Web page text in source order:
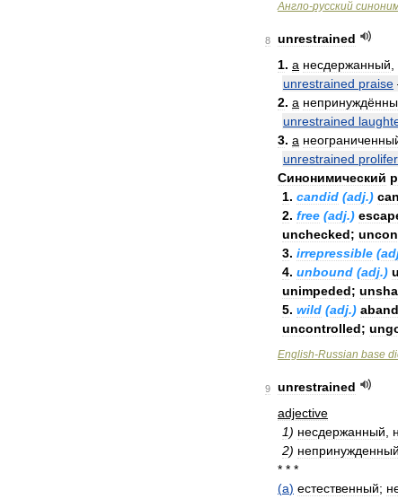
Англо-русский
8
unrestrained
1. a несдержанный
unrestrained praise
2. a
unrestrained
3. a
unrestrained
Синонимический
1. candid (adj.)
2. free (adj.)
unchecked;
3. irrepressible (
4. unbound (adj.)
unimpeded;
5. wild (adj.)
uncontrolled;
English-Russian base
9
unrestrained
adjective
1) несдержанный
2) непринужденный
* * *
(a) естественный;